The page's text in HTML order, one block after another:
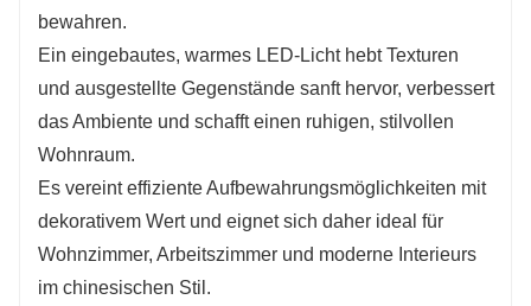
bewahren.
Ein eingebautes, warmes LED-Licht hebt Texturen
und ausgestellte Gegenstände sanft hervor, verbessert
das Ambiente und schafft einen ruhigen, stilvollen
Wohnraum.
Es vereint effiziente Aufbewahrungsmöglichkeiten mit
dekorativem Wert und eignet sich daher ideal für
Wohnzimmer, Arbeitszimmer und moderne Interieurs
im chinesischen Stil.